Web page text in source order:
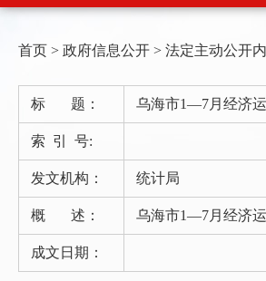
首页 > 政府信息公开 > 法定主动公开
标 题： 乌海市1—7月经济
索 引 号:
发文机构： 统计局
概 述： 乌海市1—7月经济
成文日期：